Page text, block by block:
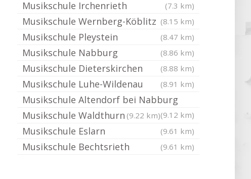
Musikschule Irchenrieth (7.3 km)
Musikschule Wernberg-Köblitz (8.15 km)
Musikschule Pleystein (8.47 km)
Musikschule Nabburg (8.86 km)
Musikschule Dieterskirchen (8.88 km)
Musikschule Luhe-Wildenau (8.91 km)
Musikschule Altendorf bei Nabburg
(9.12 km)
Musikschule Waldthurn (9.22 km)
Musikschule Eslarn (9.61 km)
Musikschule Bechtsrieth (9.61 km)